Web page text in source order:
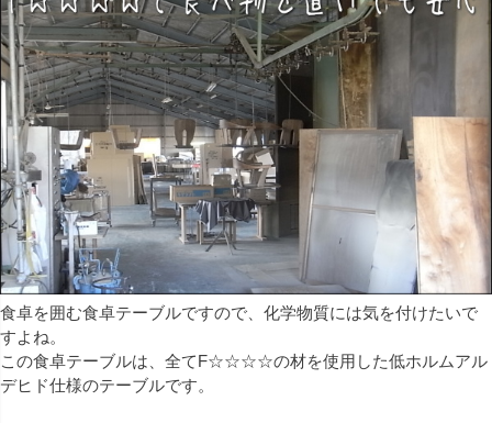
食卓を囲む食卓テーブルですので、化学物質には気を付けたいで
すよね。
この食卓テーブルは、全てF☆☆☆☆の材を使用した低ホルムアル
デヒド仕様のテーブルです。